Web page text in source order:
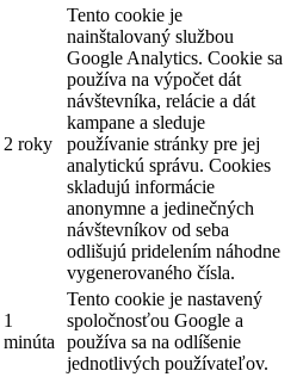
2 roky
Tento cookie je
nainštalovaný službou
Google Analytics. Cookie sa
používa na výpočet dát
návštevníka, relácie a dát
kampane a sleduje
používanie stránky pre jej
analytickú správu. Cookies
skladujú informácie
anonymne a jedinečných
návštevníkov od seba
odlišujú pridelením náhodne
vygenerovaného čísla.
1
minúta
Tento cookie je nastavený
spoločnosťou Google a
používa sa na odlíšenie
jednotlivých používateľov.